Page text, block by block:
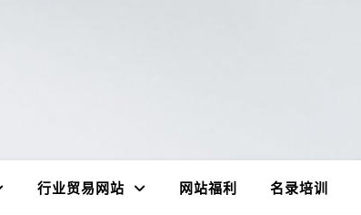
行业贸易网站 网站福利 名录培训